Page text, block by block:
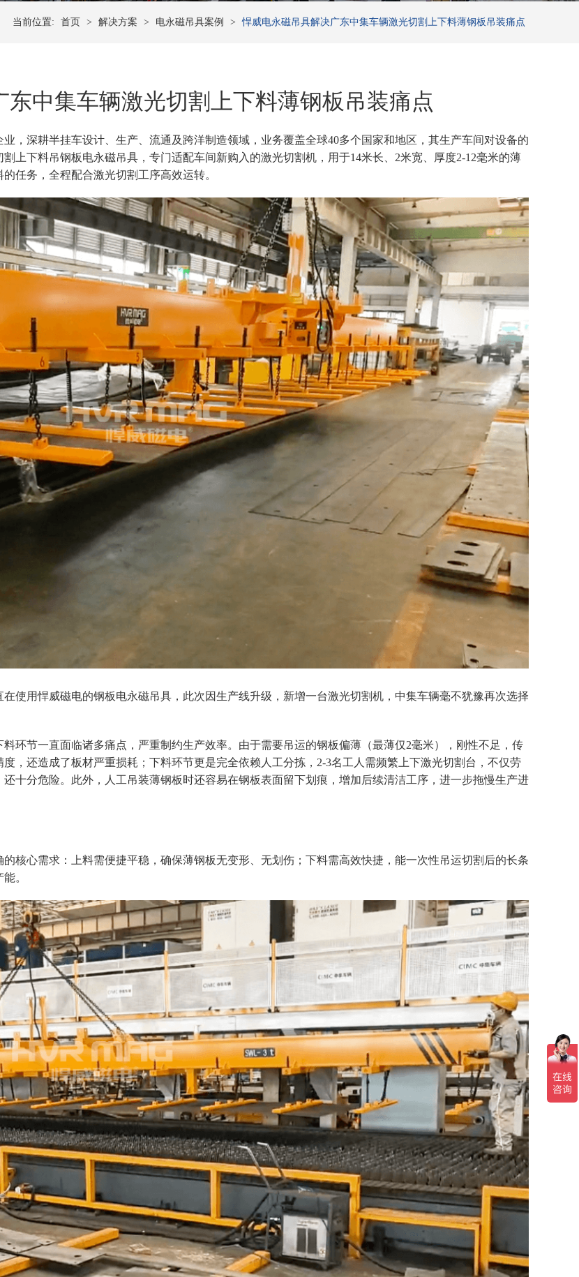
当前位置: 首页 > 解决方案 > 电永磁吊具案例 > 悍威电永磁吊具解决广东中集车辆激光切割上下料薄钢板吊装痛点
中集车辆激光切割上下料薄钢板吊装痛点
业，深耕半挂车设计、生产、流通及跨洋制造领域，业务覆盖全球40多个国家和地区，其生产车间对设备的
上下料吊钢板电永磁吊具，专门适配车间新购入的激光切割机，用于14米长、2米宽、厚度2-12毫米的薄
任务，全程配合激光切割工序高效运转。
用悍威磁电的钢板电永磁吊具，此次因生产线升级，新增一台激光切割机，中集车辆毫不犹豫再次选择
环节一直面临诸多痛点，严重制约生产效率。由于需要吊运的钢板偏薄（最薄仅2毫米），刚性不足，传
，还造成了板材严重损耗；下料环节更是完全依赖人工分拣， 2-3名工人需频繁上下激光切割台，不仅劳
十分危险。此外，人工吊装薄钢板时还容易在钢板表面留下划痕，增加后续清洁工序，进一步拖慢生产进
核心需求：上料需便捷平稳，确保薄钢板无变形、无划伤；下料需高效快捷，能一次性吊运切割后的长条
。